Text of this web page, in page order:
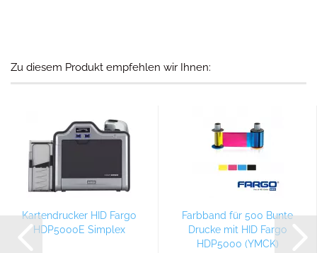
Zu diesem Produkt empfehlen wir Ihnen:
Kartendrucker HID Fargo
HDP5000E Simplex
Farbband für 500 Bunte
Drucke mit HID Fargo
HDP5000 (YMCK)